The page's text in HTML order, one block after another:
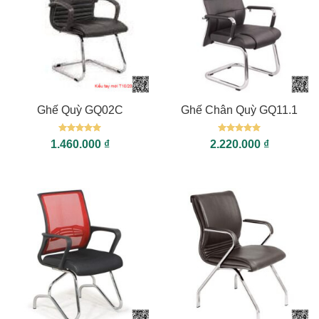
Ghế Quỳ GQ02C
Được xếp
hạng55
1.460.000 ₫
Ghế Chân Quỳ GQ11.1
Được xếp
hạng55
2.220.000 ₫